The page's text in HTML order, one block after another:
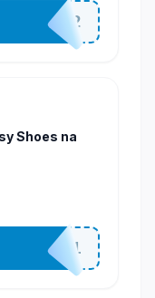
Shoes na